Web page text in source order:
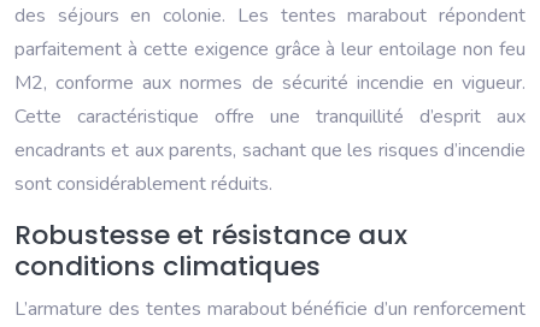
des séjours en colonie. Les tentes marabout répondent
parfaitement à cette exigence grâce à leur entoilage non feu
M2, conforme aux normes de sécurité incendie en vigueur.
Cette caractéristique offre une tranquillité d’esprit aux
encadrants et aux parents, sachant que les risques d’incendie
sont considérablement réduits.
Robustesse et résistance aux
conditions climatiques
L’armature des tentes marabout bénéficie d’un renforcement